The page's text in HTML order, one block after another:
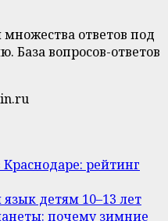
ответов под
База вопросов-ответов
рейтинг
детям 10–13 лет
почему зимние